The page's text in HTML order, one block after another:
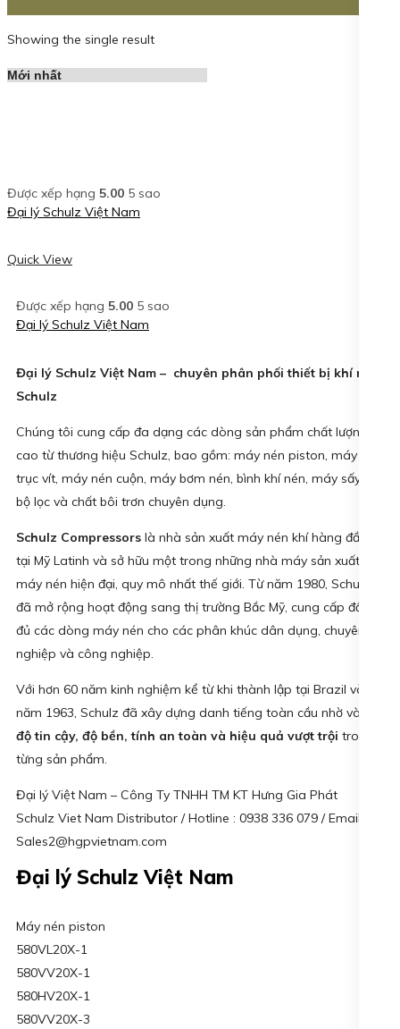
Showing the single result
Được xếp hạng 5.00 5 sao
Đại lý Schulz Việt Nam
Quick View
Được xếp hạng 5.00 5 sao
Đại lý Schulz Việt Nam
Đại lý Schulz Việt Nam – chuyên phân phối thiết bị khí nén
Schulz
Chúng tôi cung cấp đa dạng các dòng sản phẩm chất lượng
cao từ thương hiệu Schulz, bao gồm: máy nén piston, máy nén
trục vít, máy nén cuộn, máy bơm nén, bình khí nén, máy sấy khí,
bộ lọc và chất bôi trơn chuyên dụng.
Schulz Compressors là nhà sản xuất máy nén khí hàng đầu
tại Mỹ Latinh và sở hữu một trong những nhà máy sản xuất
máy nén hiện đại, quy mô nhất thế giới. Từ năm 1980, Schulz
đã mở rộng hoạt động sang thị trường Bắc Mỹ, cung cấp đầy
đủ các dòng máy nén cho các phân khúc dân dụng, chuyên
nghiệp và công nghiệp.
Với hơn 60 năm kinh nghiệm kể từ khi thành lập tại Brazil vào
năm 1963, Schulz đã xây dựng danh tiếng toàn cầu nhờ vào
độ tin cậy, độ bền, tính an toàn và hiệu quả vượt trội trong
từng sản phẩm.
Đại lý Việt Nam – Công Ty TNHH TM KT Hưng Gia Phát
Schulz Viet Nam Distributor / Hotline : 0938 336 079 / Email :
Sales2@hgpvietnam.com
Đại lý Schulz Việt Nam
Máy nén piston
580VL20X-1
580VV20X-1
580HV20X-1
580VV20X-3